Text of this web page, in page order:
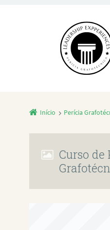
Início Perícia
Curso de